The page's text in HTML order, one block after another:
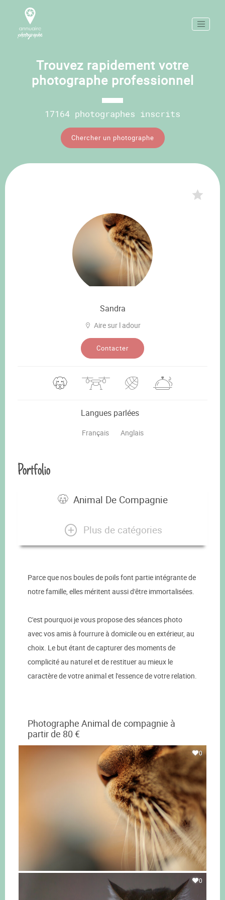
Trouvez rapidement votre
photographe professionnel
17164 photographes inscrits
Chercher un photographe
Sandra
Aire sur l adour
Contacter
Langues parlées
Français Anglais
Portfolio
Animal De Compagnie
Plus de catégories
Parce que nos boules de poils font partie intégrante de
notre famille, elles méritent aussi d'être immortalisées.
C'est pourquoi je vous propose des séances photo
avec vos amis à fourrure à domicile ou en extérieur, au
choix. Le but étant de capturer des moments de
complicité au naturel et de restituer au mieux le
caractère de votre animal et l'essence de votre relation.
Photographe Animal de compagnie à
partir de 80 €
0
0